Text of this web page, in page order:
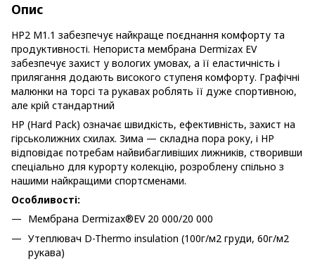
Опис
HP2 M1.1 забезпечує найкраще поєднання комфорту та
продуктивності. Непориста мембрана Dermizax EV
забезпечує захист у вологих умовах, а її еластичність і
прилягання додають високого ступеня комфорту. Графічні
малюнки на торсі та рукавах роблять її дуже спортивною,
але крій стандартний
HP (Hard Pack) означає швидкість, ефективність, захист на
гірськолижних схилах. Зима — складна пора року, і HP
відповідає потребам найвибагливіших лижників, створивши
спеціально для курорту колекцію, розроблену спільно з
нашими найкращими спортсменами.
Особливості:
Мембрана Dermizax®EV 20 000/20 000
Утеплювач D-Thermo insulation (100г/м2 груди, 60г/м2
рукава)